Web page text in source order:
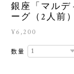
銀座「マル
ーグ（2人前）
¥6,200
数量